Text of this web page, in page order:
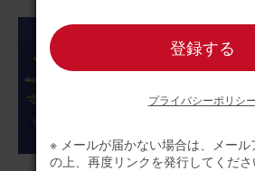
明るくなりました
父の日が近いので父の仏前にお供え
た。父は明るい人だったので仏花と言
も喜んでいるような気がします。
仏花アレンジメント (ひまわり) Sサイ
登録する
プライバシーポリシー
※ メールが届かない場合は、メー
の上、再度リンクを発行してくださ